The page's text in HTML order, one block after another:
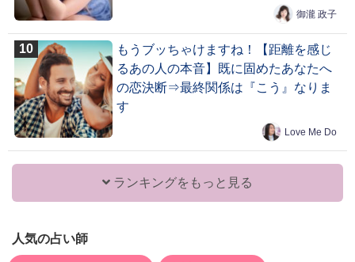
御瀧 政子
もうブッちゃけますね！【距離を感じ
るあの人の本音】既に固めたあなたへ
の恋決断⇒最終関係は『こう』なりま
す
Love Me Do
ランキングをもっと見る
人気の占い師